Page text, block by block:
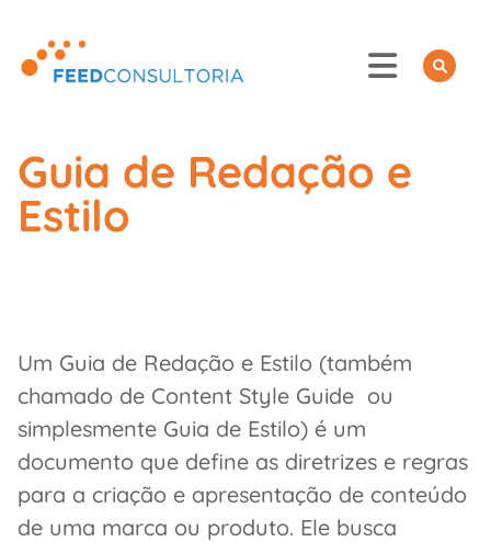
content
Guia de Redação e
Estilo
Um Guia de Redação e Estilo (também
chamado de Content Style Guide ou
simplesmente Guia de Estilo) é um
documento que define as diretrizes e regras
para a criação e apresentação de conteúdo
de uma marca ou produto. Ele busca